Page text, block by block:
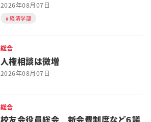
2026年08月07日
経済学部
総合
人権相談は微増
2026年08月07日
総合
校友会役員総会 新会費制度など６議